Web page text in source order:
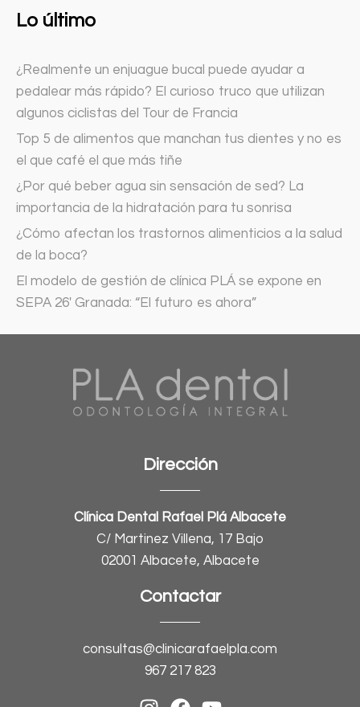
Lo último
¿Realmente un enjuague bucal puede ayudar a
pedalear más rápido? El curioso truco que utilizan
algunos ciclistas del Tour de Francia
Top 5 de alimentos que manchan tus dientes y no es
el que café el que más tiñe
¿Por qué beber agua sin sensación de sed? La
importancia de la hidratación para tu sonrisa
¿Cómo afectan los trastornos alimenticios a la salud
de la boca?
El modelo de gestión de clínica PLÁ se expone en
SEPA 26′ Granada: “El futuro es ahora”
Dirección
Clínica Dental Rafael Plá Albacete
C/ Martinez Villena, 17 Bajo
02001 Albacete, Albacete
Contactar
consultas@clinicarafaelpla.com
967 217 823